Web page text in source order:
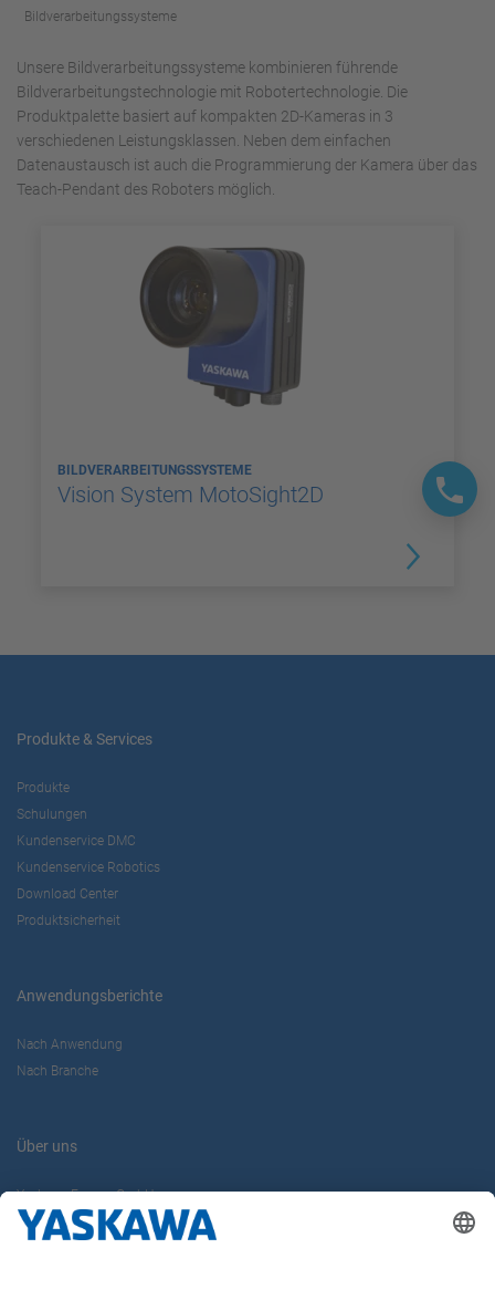
Bildverarbeitungssysteme
Unsere Bildverarbeitungssysteme kombinieren führende
Bildverarbeitungstechnologie mit Robotertechnologie. Die
Produktpalette basiert auf kompakten 2D-Kameras in 3
verschiedenen Leistungsklassen. Neben dem einfachen
Datenaustausch ist auch die Programmierung der Kamera über das
Teach-Pendant des Roboters möglich.
BILDVERARBEITUNGSSYSTEME
Vision System MotoSight2D
Produkte & Services
Produkte
Schulungen
Kundenservice DMC
Kundenservice Robotics
Download Center
Produktsicherheit
Anwendungsberichte
Nach Anwendung
Nach Branche
Über uns
Yaskawa Europe GmbH
Karriere